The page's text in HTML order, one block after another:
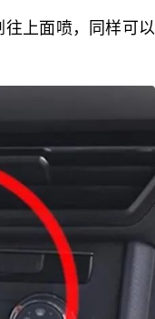
上面喷，同样可以